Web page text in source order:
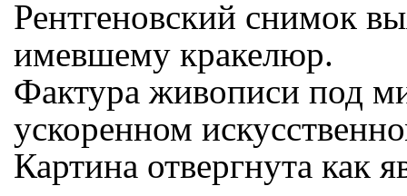
Рентгеновский снимок
имевшему кракелюр.
Фактура живописи под
ускоренном
Картина отвергнута как